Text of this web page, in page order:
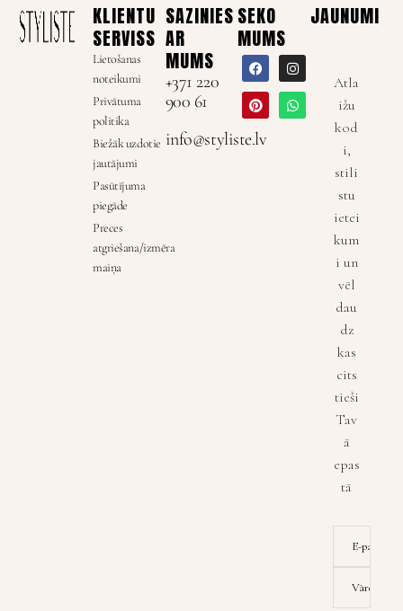
KLIENTU
SERVISS
Lietošanas
noteikumi
Privātuma
politika
Biežāk uzdotie
jautājumi
Pasūtījuma
piegāde
Preces
atgriešana/izmēra
maiņa
SAZINIES
AR
MUMS
+371 220
900 61
info@styliste.lv
SEKO
MUMS
JAUNUMI
Atla
ižu
kod
i,
stili
stu
ietei
kum
i un
vēl
dau
dz
kas
cits
tieši
Tav
ā
epas
tā
E-pasta
Vārds